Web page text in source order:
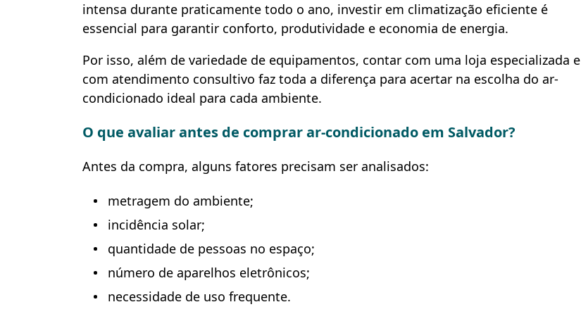
intensa durante praticamente todo o ano, investir em climatização eficiente é
essencial para garantir conforto, produtividade e economia de energia.
Por isso, além de variedade de equipamentos, contar com uma loja especializada e
com atendimento consultivo faz toda a diferença para acertar na escolha do ar-
condicionado ideal para cada ambiente.
O que avaliar antes de comprar ar-condicionado em Salvador?
Antes da compra, alguns fatores precisam ser analisados:
metragem do ambiente;
incidência solar;
quantidade de pessoas no espaço;
número de aparelhos eletrônicos;
necessidade de uso frequente.